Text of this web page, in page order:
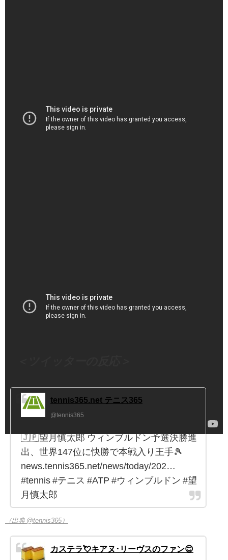
tennis365.net テニス365
@tennis365
🇯🇵望月慎太郎 ウィンブルドン予選決勝進
出、世界147位に快勝で本戦入り王手🎾
news.tennis365.net/news/today/202…
#tennis #テニス #ATP #ウィンブルドン #望
月慎太郎
（出典 @tennis365）
カステラ💘キアヌ･リーヴスのファン😊